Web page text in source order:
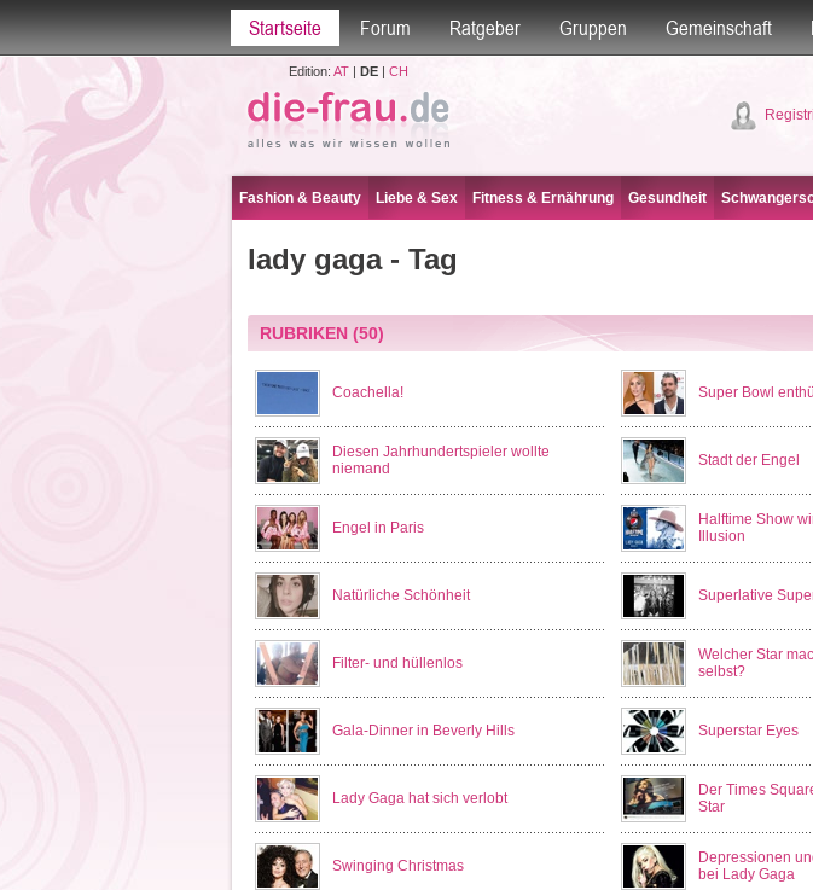
Startseite Forum Ratgeber Gruppen Gemeinschaft
Edition: AT| DE| CH
Fashion & Beauty Liebe & Sex Fitness & Ernährung Gesundheit
lady gaga - Tag
RUBRIKEN(50)
Coachella! Super Bowl
Diesen Jahrhundertspieler wollte
niemand
Stadt der Engel
Engel in Paris
Halftime Show
Illusion
Natürliche Schönheit Superlative
Filter- und hüllenlos
Welcher Star
selbst?
Gala-Dinner in Beverly Hills Superstar Eyes
Lady Gaga hat sich verlobt
Der Times
Star
Swinging Christmas
Depressionen
bei Lady Gaga